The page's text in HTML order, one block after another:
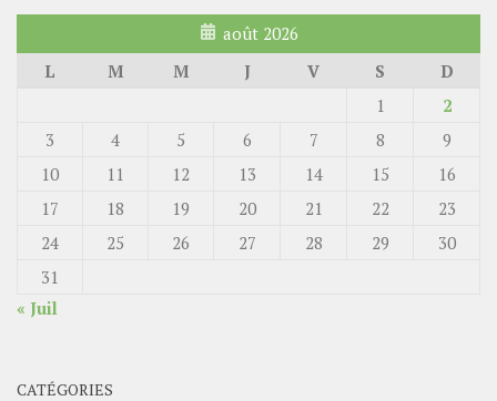
août 2026
L
M M J V S
D
1
2
3
4 5 6 7 8
9
10
11 12 13 14 15
16
17
18 19 20 21 22
23
24
25 26 27 28 29
30
31
« Juil
CATÉGORIES